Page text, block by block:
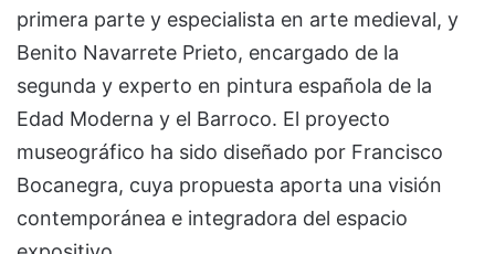
primera parte y especialista en arte medieval, y
Benito Navarrete Prieto, encargado de la
segunda y experto en pintura española de la
Edad Moderna y el Barroco. El proyecto
museográfico ha sido diseñado por Francisco
Bocanegra, cuya propuesta aporta una visión
contemporánea e integradora del espacio